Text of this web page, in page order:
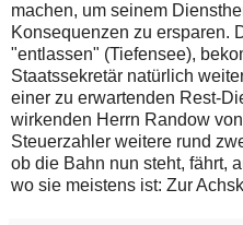
machen, um seinem
Konsequenzen zu ersparen.
"entlassen" (Tiefensee),
Staatssekretär natürlich
einer zu erwartenden Rest-
wirkenden Herrn Randow
Steuerzahler weitere rund
ob die Bahn nun steht, fährt,
wo sie meistens ist: Zur